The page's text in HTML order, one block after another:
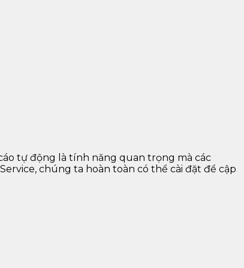
tự động là tính năng quan trọng mà các
chúng ta hoàn toàn có thể cài đặt để cập